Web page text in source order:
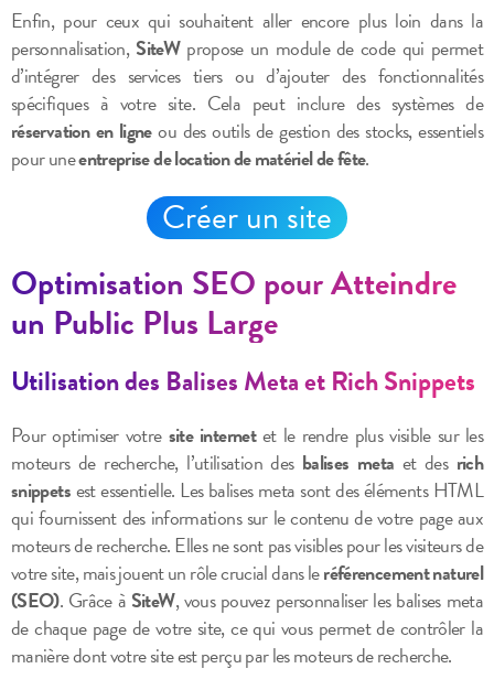
Enfin, pour ceux qui souhaitent aller encore plus loin dans la
personnalisation, SiteWpropose un module de code qui permet
d’intégrer des services tiers ou d’ajouter des fonctionnalités
spécifiques à votre site. Cela peut inclure des systèmes de
réservation en ligneou des outils de gestion des stocks, essentiels
pour uneentreprise de location de matériel de fête.
Créer un site
Optimisation SEO pour Atteindre
un Public Plus Large
Utilisation des Balises Meta et Rich Snippets
Pour optimiser votre site internetet le rendre plus visible sur les
moteurs de recherche, l’utilisation des balises meta et des rich
snippetsest essentielle. Les balises meta sont des éléments HTML
qui fournissent des informations sur le contenu de votre page aux
moteurs de recherche. Elles ne sont pas visibles pour les visiteurs de
votre site, mais jouent un rôle crucial dans leréférencement naturel
(SEO). Grâce à SiteW, vous pouvez personnaliser les balises meta
de chaque page de votre site, ce qui vous permet de contrôler la
manière dont votre site est perçu par les moteurs de recherche.